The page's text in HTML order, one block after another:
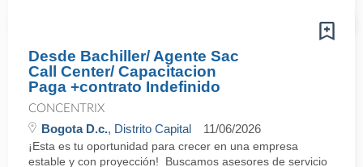
Desde Bachiller/ Agente Sac
Call Center/ Capacitacion
Paga +contrato Indefinido
CONCENTRIX
Bogota D.c., Distrito Capital 11/06/2026
¡Esta es tu oportunidad para crecer en una empresa
estable y con proyección! Buscamos asesores de servicio